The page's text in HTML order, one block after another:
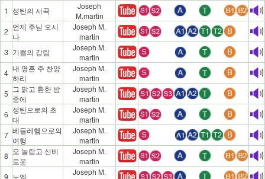
1 성탄의 서곡
Joseph
M.martin
2 언제 주님 오시
나
Joseph M.
martin
3 기쁨의 강림
Joseph M.
martin
4 내 영혼 주 찬양
하리
Joseph M.
martin
5 그 맑고 환한 밤
중에
Joseph M.
martin
6 성탄으로의 초
대
Joseph M.
martin
7 베들레헴으로의
여행
Joseph M.
martin
8 오 놀랍고 신비
로운
Joseph M.
martin
9 노엘
Joseph M.